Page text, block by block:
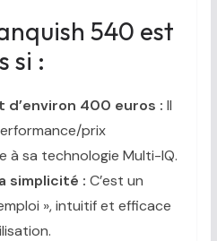
540 est
si :
400 euros : Il
prix
à sa technologie Multi-IQ.
simplicité : C’est un
», intuitif et efficace